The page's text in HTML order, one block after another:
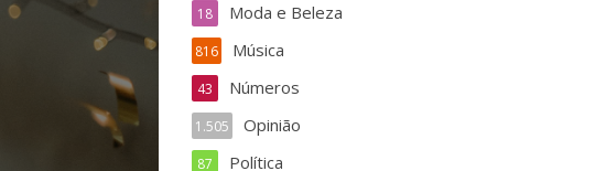
Moda e Beleza
18
Música
816
Números
43
Opinião
1.505
Política
87